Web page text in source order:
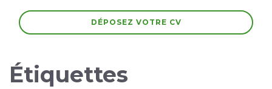
DÉPOSEZ VOTRE CV
Étiquettes